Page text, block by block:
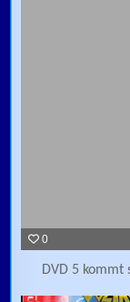
0
DVD 5 kommt